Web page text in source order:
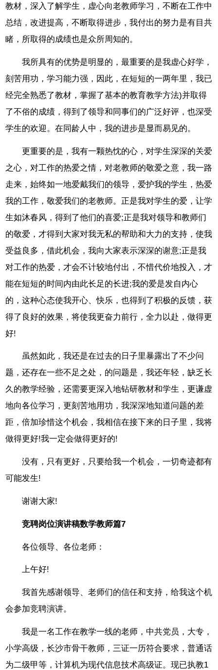
教材，深入了解学生，虚心向老教师学习，不断在工作中
总结，改进提高，不断取得进步，我付出的努力是有目共
睹，所取得的成绩也是众所周知的。
我所具有的优势是明显的，最重要的是我虚心好学，
刻苦用功，学习能力强，因此，在短短的一两年里，我已
经完全熟悉了教材，掌握了基本的教育教学方法)并取得
了不俗的成绩，得到了领导和同事们的广泛好评，也深受
学生的欢迎。在同龄人中，我的进步是显而易见的。
更重要的是，我有一颗热忱的心，对学生深深的关爱
之心，对工作的热爱之情，对老教师的敬爱之意，我一路
走来，始终如一地爱戴我们的领导，爱护我的学生，热爱
我的工作，敬爱我们的老教师。正是我对学生的爱，让学
生如沐春风，得到了他们的喜爱;正是我对领导和教师们
的敬爱，才得到大家对我无私的帮助和大力的支持，使我
受益良多，借此机会，我向大家表示深深的谢意;正是我
对工作的热爱，才会不计较地付出，不惜代价地投入，才
能在短短的时间内由此长足的长进;我的爱是发自内心
的，这种心态使我开心、快乐，也得到了积极的反馈，获
得了良好的效果，将使我更奋力前行，全力以赴，做得更
好!
虽然如此，我还是在过去的日子里暴露出了不少问
题，还存在一些不足之处，的问题是，我还年轻，缺乏长
久的教学经验，还需要更深入地钻研教材和学生，更谦虚
地向各位学习，更刻苦地用功，我深深地知道问题的差
距，倍加珍惜这个机会，我相信在接下来的日子里，我将
做得更好!我一定会做得更好的!
没有，只有更好，只要给我一个机会，一切奇迹都有
可能发生!
谢谢大家!
竞聘岗位演讲稿数学教师篇7
各位领导、各位老师：
上午好!
我首先感谢领导、老师们的信任和支持，给我这个机
会参加竞聘演讲。
我是一名工作在教学一线的老师，中共党员，大专，
小学高级，长沙市骨干教师，三证一历符合要求，普通话
为二级甲等，计算机为现代信息技术高级证。现已执教1